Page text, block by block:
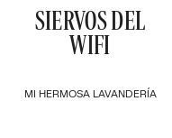
MI HERMOSA LAVANDERÍA
SIERVOS DEL
WIFI